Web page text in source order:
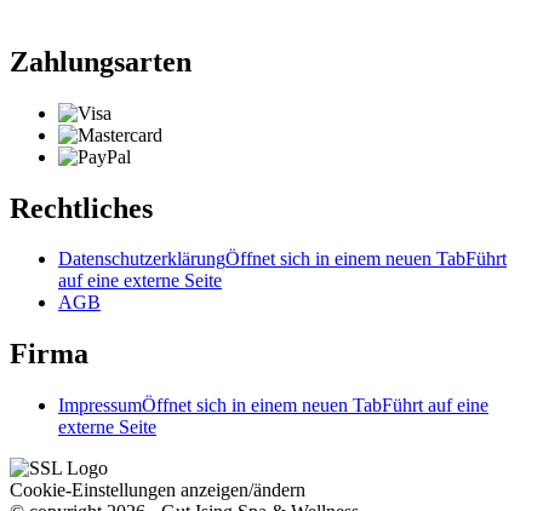
Zahlungsarten
Rechtliches
DatenschutzerklärungÖffnet sich in einem neuen TabFührt
auf eine externe Seite
AGB
Firma
ImpressumÖffnet sich in einem neuen TabFührt auf eine
externe Seite
Cookie-Einstellungen anzeigen/ändern